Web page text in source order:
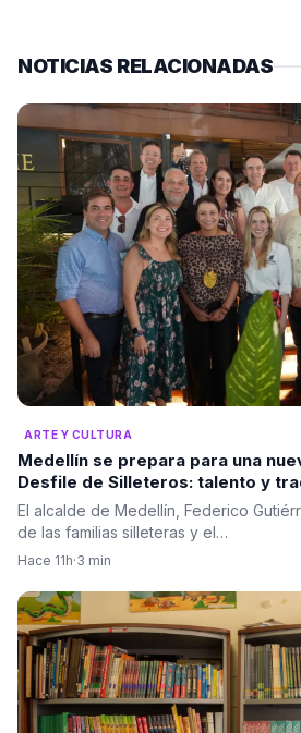
NOTICIAS RELACIONADAS
ARTE Y CULTURA
Medellín se prepara para una
Desfile de Silleteros: talento y
protagonistas
El alcalde de Medellín, Federico
de las familias silleteras y el…
Hace 11h·3 min